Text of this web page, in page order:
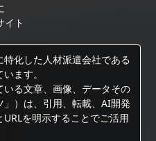
イト
特化した人材派遣会社である
ます。
いる文章、画像、データその
）は、引用、転載、AI開発
を明示することでご活用